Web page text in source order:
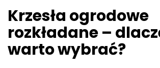
Krzesła ogrodowe
rozkładane –
warto wybrać?